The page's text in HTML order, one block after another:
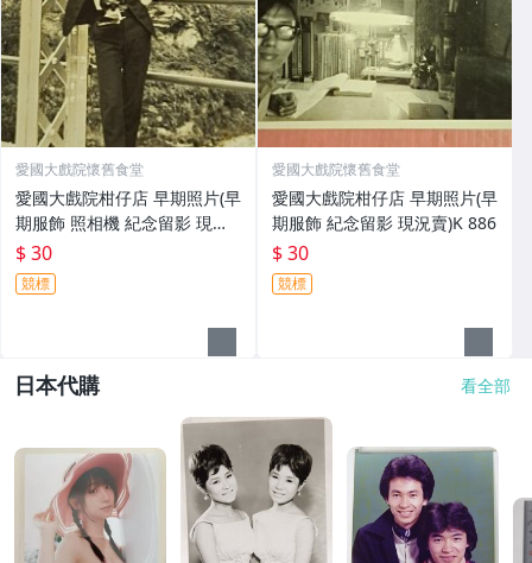
愛國大戲院懷舊食堂
愛國大戲院柑仔店 早期照片(早
期服飾 照相機 紀念留影 現況
賣)K 887
$ 30
競標
愛國大戲院懷舊食堂
愛國大戲院柑仔店 早期照片(早
期服飾 紀念留影 現況賣)K 886
$ 30
競標
日本代購 看全部